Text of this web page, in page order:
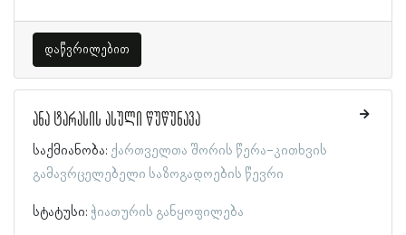
დაწვრილებით
ანა ტარასის ასული წუწუნავა
საქმიანობა: ქართველთა შორის წერა-კითხვის
გამავრცელებელი საზოგადოების წევრი
სტატუსი: ჭიათურის განყოფილება